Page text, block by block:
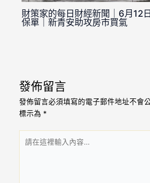
財策家的每日財經新聞｜6月12
保單｜新青安助攻房市買氣
發佈留言
發佈留言必須填寫的電子郵件地址不會
標示為 *
在